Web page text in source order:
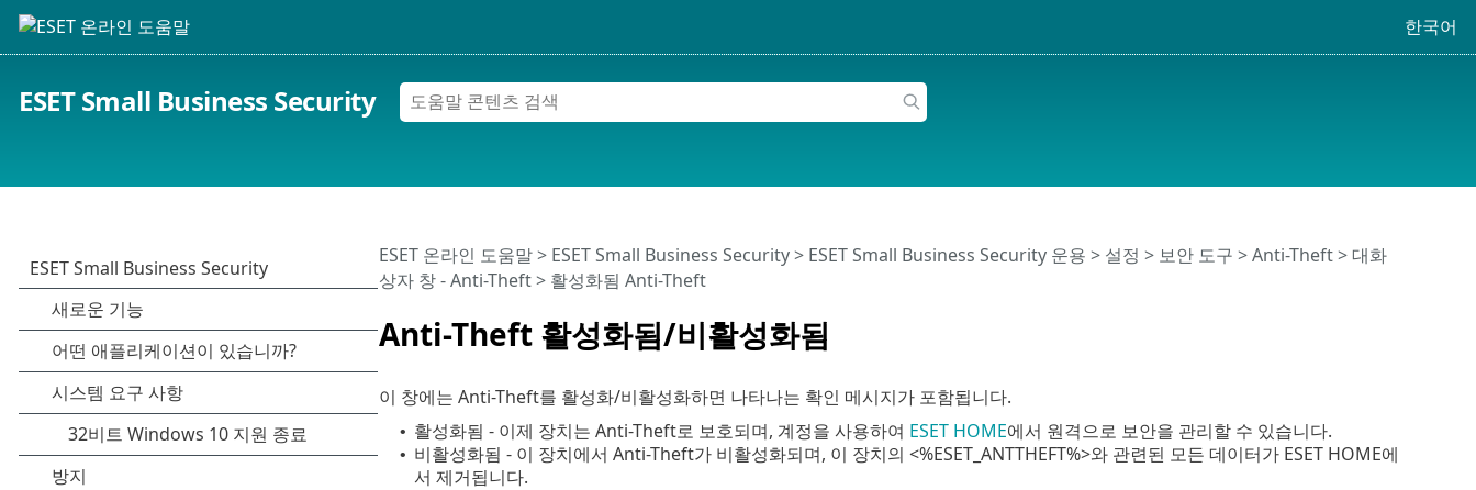
한국어
ESET Small Business Security
Anti-Theft 활성화됨/비활성화됨
ESET 온라인 도움말> ESET Small Business Security> ESET Small Business Security 운용 > 설정 > 보안 도구 >Anti-Theft> 대화
상자 창 - Anti-Theft > 활성화됨 Anti-Theft
이 창에는 Anti-Theft를 활성화/비활성화하면 나타나는 확인 메시지가 포함됩니다.
• 활성화됨 - 이제 장치는 Anti-Theft로 보호되며, 계정을 사용하여 ESET HOME에서 원격으로 보안을 관리할 수 있습니다.
• 비활성화됨 - 이 장치에서 Anti-Theft가 비활성화되며, 이 장치의 <%ESET_ANTTHEFT%>와 관련된 모든 데이터가 ESET HOME에
서 제거됩니다.